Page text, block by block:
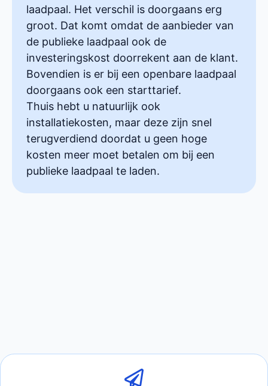
laadpaal. Het verschil is doorgaans erg
groot. Dat komt omdat de aanbieder van
de publieke laadpaal ook de
investeringskost doorrekent aan de klant.
Bovendien is er bij een openbare laadpaal
doorgaans ook een starttarief.
Thuis hebt u natuurlijk ook
installatiekosten, maar deze zijn snel
terugverdiend doordat u geen hoge
kosten meer moet betalen om bij een
publieke laadpaal te laden.